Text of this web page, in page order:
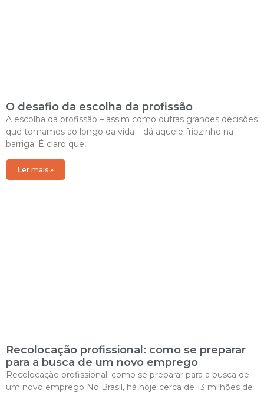
O desafio da escolha da profissão
A escolha da profissão – assim como outras grandes decisões
que tomamos ao longo da vida – dá aquele friozinho na
barriga. É claro que,
Ler mais »
Recolocação profissional: como se preparar
para a busca de um novo emprego
Recolocação profissional: como se preparar para a busca de
um novo emprego No Brasil, há hoje cerca de 13 milhões de